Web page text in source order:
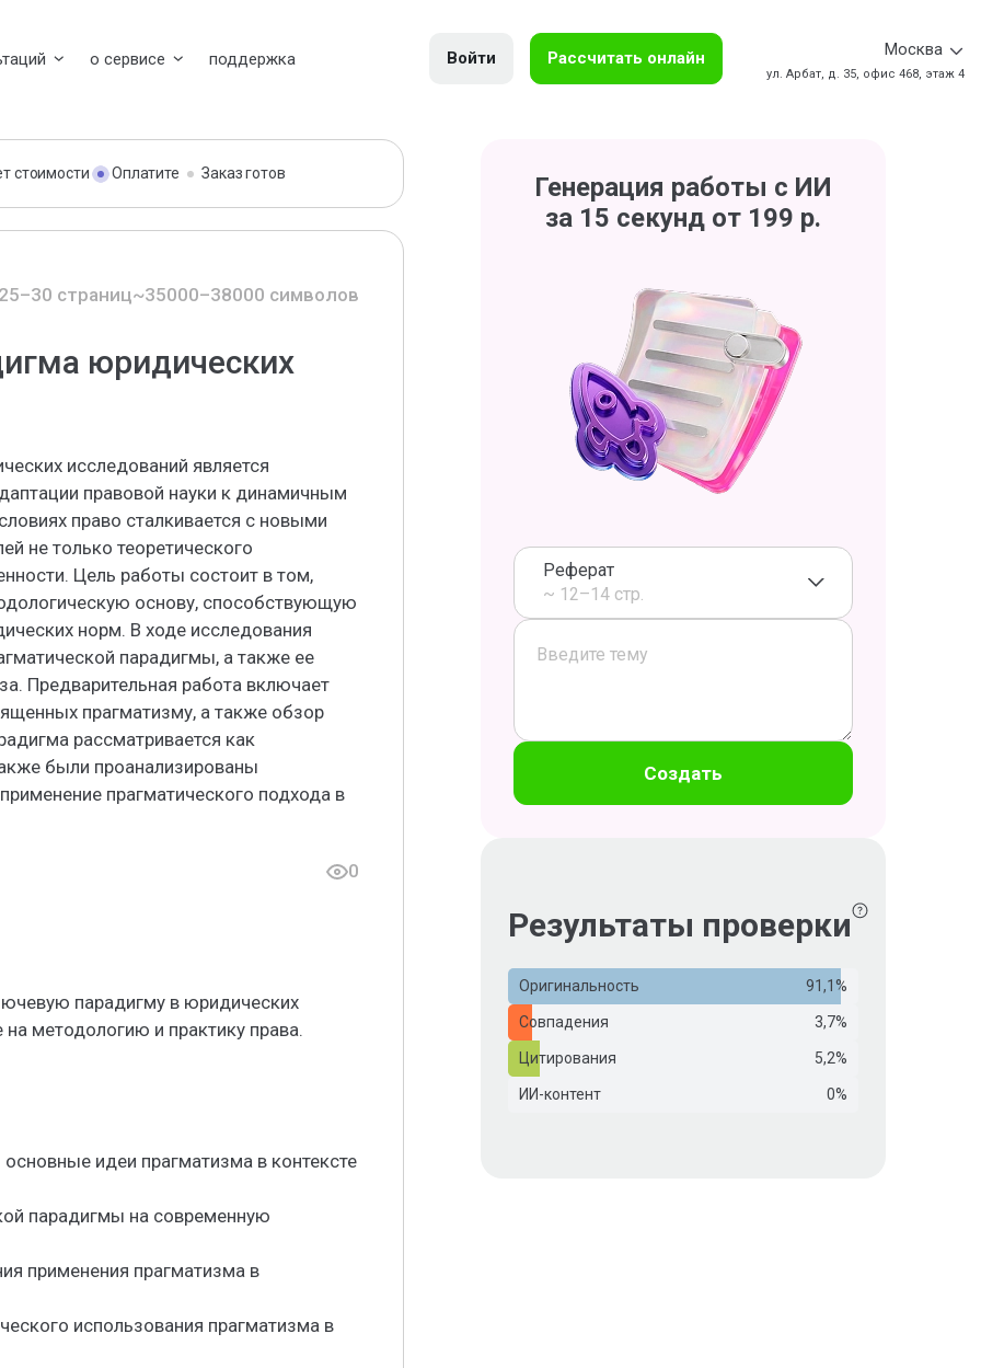
о сервисе поддержка Войти Рассчитать онлайн Москва
ул. Арбат, д. 35, офис 468, этаж 4
стоимости Оплатите Заказ готов
страниц~35000–38000 символов
юридических
исследований является
правовой науки к динамичным
право сталкивается с новыми
не только теоретического
Цель работы состоит в том,
основу, способствующую
норм. В ходе исследования
парадигмы, а также ее
Предварительная работа включает
прагматизму, а также обзор
рассматривается как
были проанализированы
прагматического подхода в
0
парадигму в юридических
методологию и практику права.
идеи прагматизма в контексте
парадигмы на современную
применения прагматизма в
использования прагматизма в
Генерация работы с ИИ
за 15 секунд от 199 р.
Реферат
~ 12–14 стр.
Создать
Результаты проверки
Оригинальность 91,1%
Совпадения 3,7%
Цитирования 5,2%
ИИ-контент 0%